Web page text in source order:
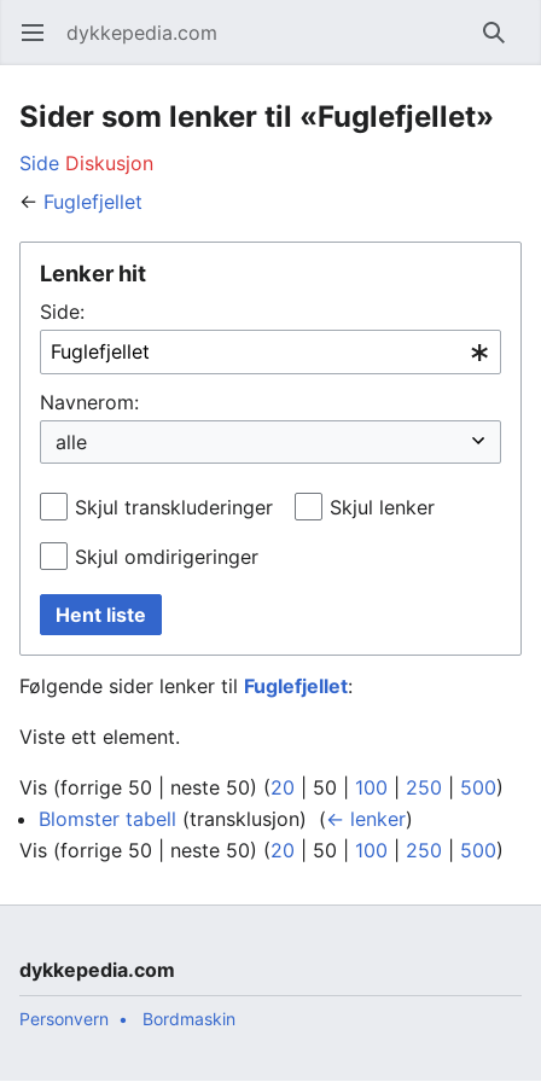
Åpne hovedmenyen dykkepedia.com Søk
Sider som lenker til «Fuglefjellet»
Side Diskusjon
← Fuglefjellet
Lenker hit
Side:
Navnerom:
Skjul transkluderinger Skjul lenker
Skjul omdirigeringer
Hent liste
Følgende sider lenker til Fuglefjellet:
Viste ett element.
Vis (forrige 50 neste 50) (20 50 100 250 500)
Blomster tabell (transklusjon) ‎ (← lenker)
Vis (forrige 50 neste 50) (20 50 100 250 500)
dykkepedia.com
Personvern Bordmaskin